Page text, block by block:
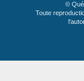
©
Toute